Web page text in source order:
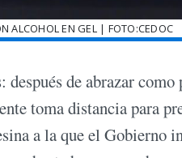
ALCOHOL EN GEL | FOTO:CEDOC
de abrazar
toma distancia para
a la que el Gobierno